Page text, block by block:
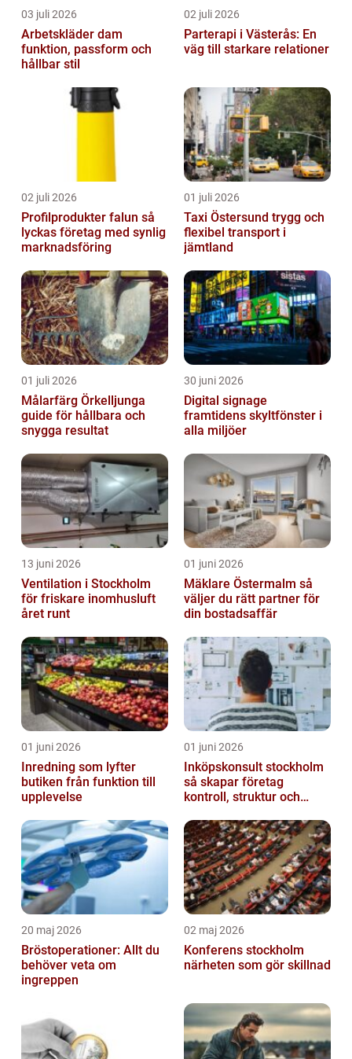
03 juli 2026
Arbetskläder dam
funktion, passform och
hållbar stil
02 juli 2026
Parterapi i Västerås: En
väg till starkare relationer
02 juli 2026
Profilprodukter falun så
lyckas företag med synlig
marknadsföring
01 juli 2026
Taxi Östersund trygg och
flexibel transport i
jämtland
01 juli 2026
Målarfärg Örkelljunga
guide för hållbara och
snygga resultat
30 juni 2026
Digital signage
framtidens skyltfönster i
alla miljöer
13 juni 2026
Ventilation i Stockholm
för friskare inomhusluft
året runt
01 juni 2026
Mäklare Östermalm så
väljer du rätt partner för
din bostadsaffär
01 juni 2026
Inredning som lyfter
butiken från funktion till
upplevelse
01 juni 2026
Inköpskonsult stockholm
så skapar företag
kontroll, struktur och
20 maj 2026
Bröstoperationer: Allt du
behöver veta om
ingreppen
02 maj 2026
Konferens stockholm
närheten som gör skillnad